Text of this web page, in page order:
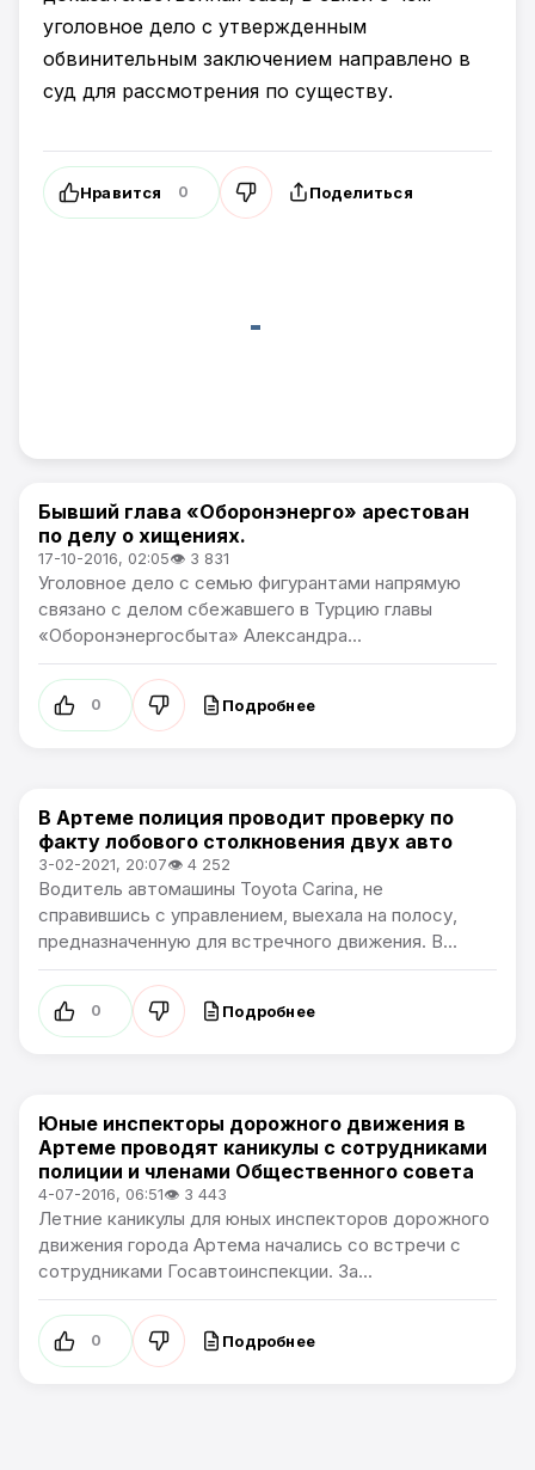
уголовное дело с утвержденным
обвинительным заключением направлено в
суд для рассмотрения по существу.
Нравится 0 Поделиться
Происшествия
Бывший глава «Оборонэнерго» арестован
по делу о хищениях.
17-10-2016, 02:05👁 3 831
Уголовное дело с семью фигурантами напрямую
связано с делом сбежавшего в Турцию главы
«Оборонэнергосбыта» Александра...
0 Подробнее
Происшествия
В Артеме полиция проводит проверку по
факту лобового столкновения двух авто
3-02-2021, 20:07👁 4 252
Водитель автомашины Toyota Carina, не
справившись с управлением, выехала на полосу,
предназначенную для встречного движения. В...
0 Подробнее
Происшествия
Юные инспекторы дорожного движения в
Артеме проводят каникулы с сотрудниками
полиции и членами Общественного совета
4-07-2016, 06:51👁 3 443
Летние каникулы для юных инспекторов дорожного
движения города Артема начались со встречи с
сотрудниками Госавтоинспекции. За...
0 Подробнее